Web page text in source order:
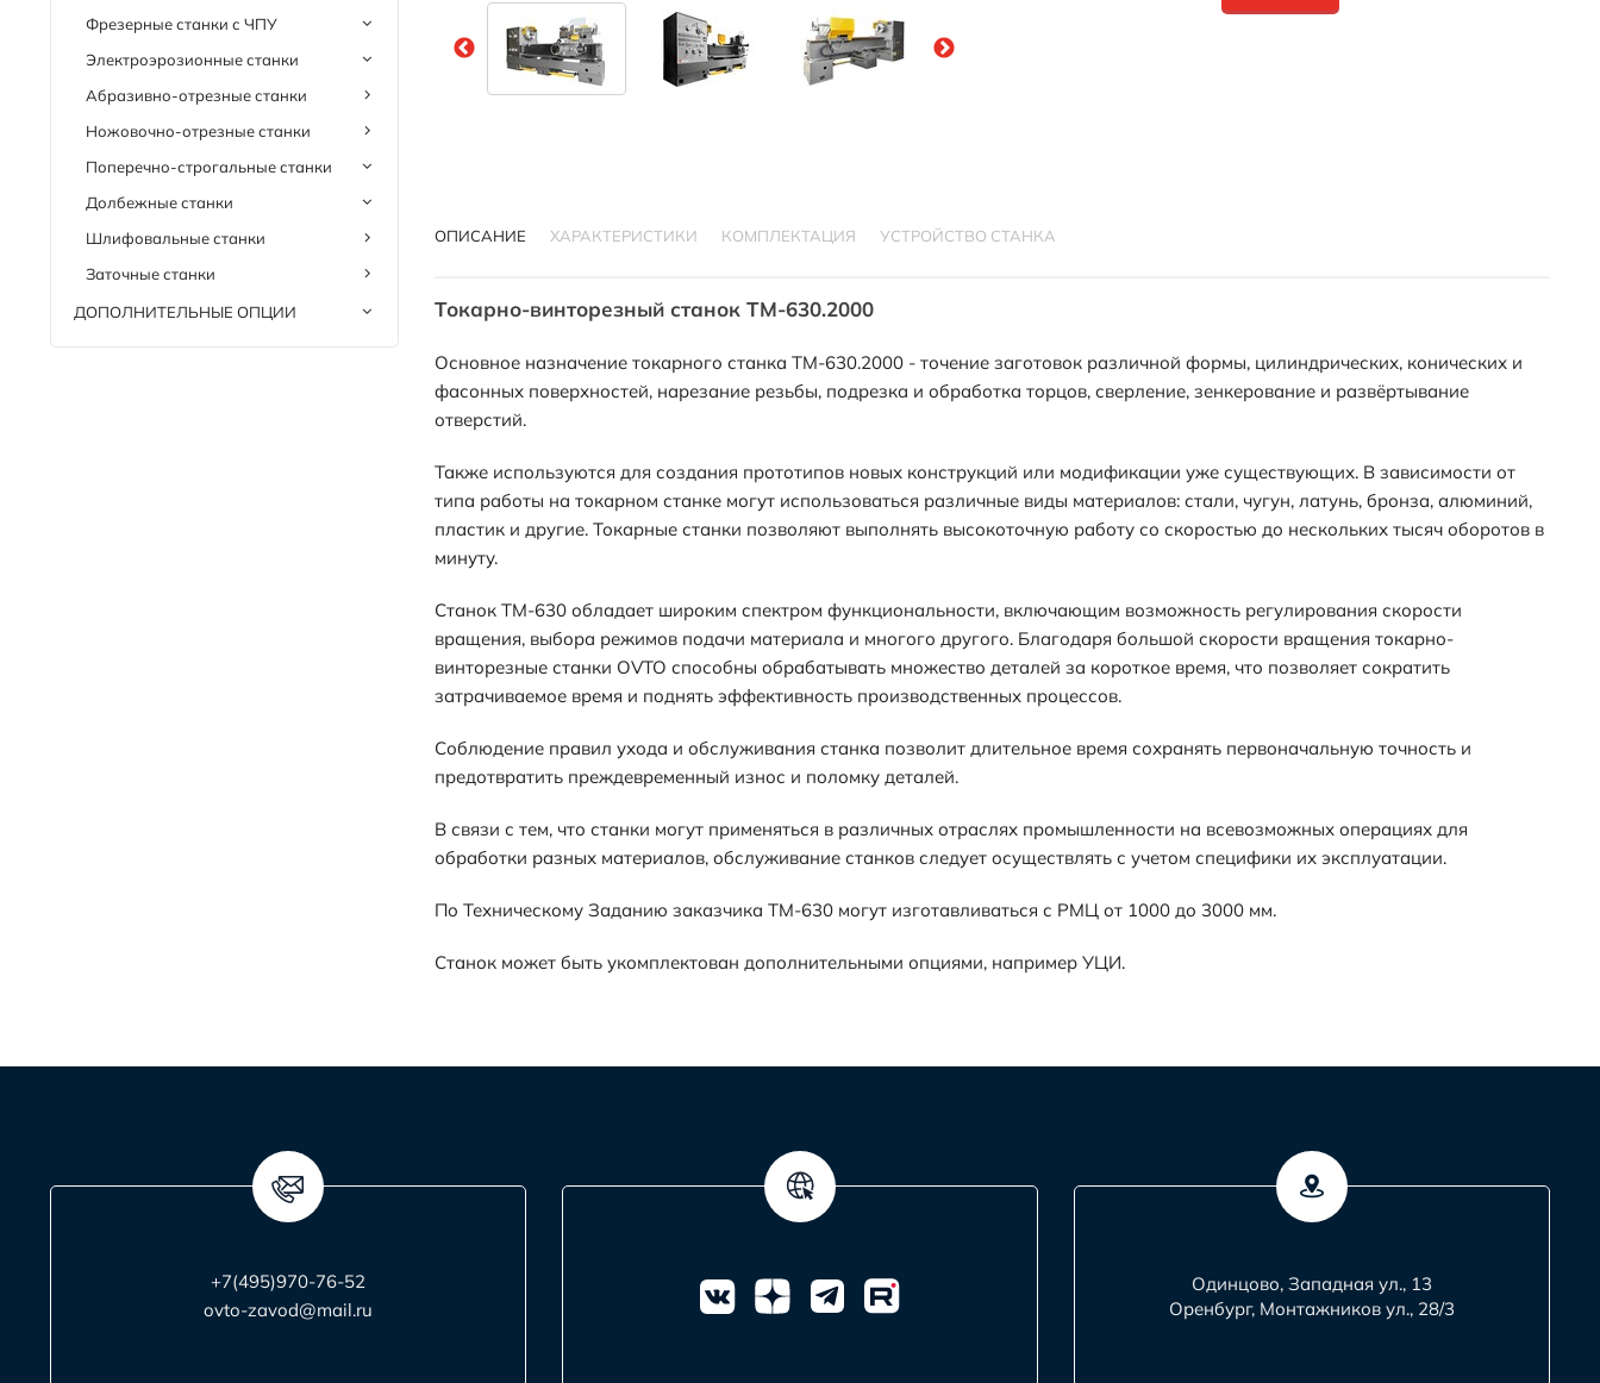
Фрезерные станки с ЧПУ
Электроэрозионные станки
Абразивно-отрезные станки
Ножовочно-отрезные станки
Поперечно-строгальные станки
Долбежные станки
Шлифовальные станки
Заточные станки
ДОПОЛНИТЕЛЬНЫЕ ОПЦИИ
ОПИСАНИЕ ХАРАКТЕРИСТИКИ КОМПЛЕКТАЦИЯ УСТРОЙСТВО СТАНКА
Токарно-винторезный станок TM-630.2000
Основное назначение токарного станка TM-630.2000 - точение заготовок различной формы, цилиндрических, конических и
фасонных поверхностей, нарезание резьбы, подрезка и обработка торцов, сверление, зенкерование и развёртывание
отверстий.
Также используются для создания прототипов новых конструкций или модификации уже существующих. В зависимости от
типа работы на токарном станке могут использоваться различные виды материалов: стали, чугун, латунь, бронза, алюминий,
пластик и другие. Токарные станки позволяют выполнять высокоточную работу со скоростью до нескольких тысяч оборотов в
минуту.
Станок TM-630 обладает широким спектром функциональности, включающим возможность регулирования скорости
вращения, выбора режимов подачи материала и многого другого. Благодаря большой скорости вращения токарно-
винторезные станки OVTO способны обрабатывать множество деталей за короткое время, что позволяет сократить
затрачиваемое время и поднять эффективность производственных процессов.
Соблюдение правил ухода и обслуживания станка позволит длительное время сохранять первоначальную точность и
предотвратить преждевременный износ и поломку деталей.
В связи с тем, что станки могут применяться в различных отраслях промышленности на всевозможных операциях для
обработки разных материалов, обслуживание станков следует осуществлять с учетом специфики их эксплуатации.
По Техническому Заданию заказчика TM-630 могут изготавливаться с РМЦ от 1000 до 3000 мм.
Станок может быть укомплектован дополнительными опциями, например УЦИ.
+7(495)970-76-52
ovto-zavod@mail.ru
Одинцово, Западная ул., 13
Оренбург, Монтажников ул., 28/3